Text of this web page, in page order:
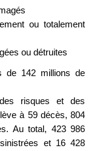
ou totalement
ou détruites
de 142 millions de
risques et des
à 59 décès, 804
Au total, 423 986
et 16 428